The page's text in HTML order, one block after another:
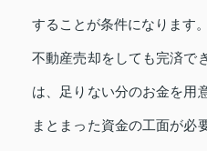
することが条件になります。
不動産売却をしても完済で
は、足りない分のお金を用
まとまった資金の工面が必